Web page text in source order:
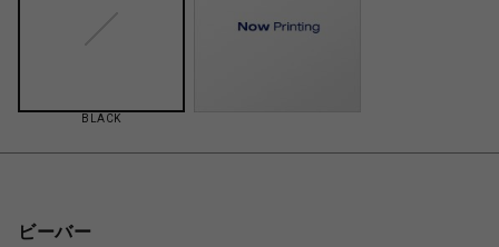
BLACK
ビーバー